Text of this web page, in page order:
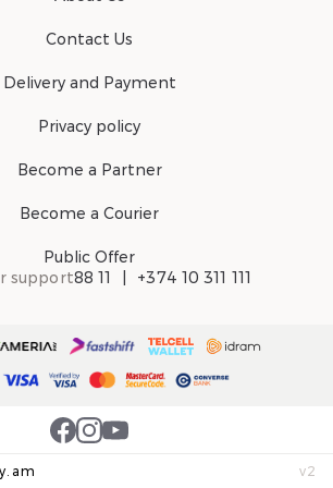
Contact Us
Delivery and Payment
Privacy policy
Become a Partner
Become a Courier
Public Offer
support88 11 +374 10 311 111
v2